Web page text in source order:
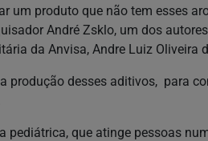
um produto que não tem esses
André Zsklo, um dos
da Anvisa, Andre Luiz Oliveira
produção desses aditivos, para
pediátrica, que atinge pessoas